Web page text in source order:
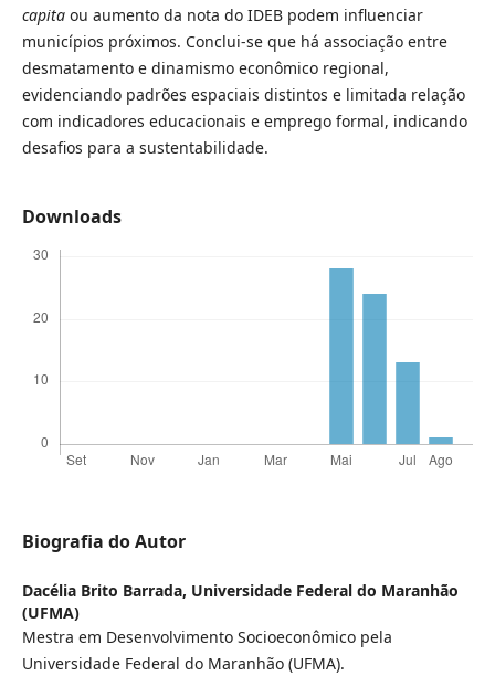
capita ou aumento da nota do IDEB podem influenciar
municípios próximos. Conclui-se que há associação entre
desmatamento e dinamismo econômico regional,
evidenciando padrões espaciais distintos e limitada relação
com indicadores educacionais e emprego formal, indicando
desafios para a sustentabilidade.
Downloads
Biografia do Autor
Dacélia Brito Barrada, Universidade Federal do Maranhão
(UFMA)
Mestra em Desenvolvimento Socioeconômico pela
Universidade Federal do Maranhão (UFMA).